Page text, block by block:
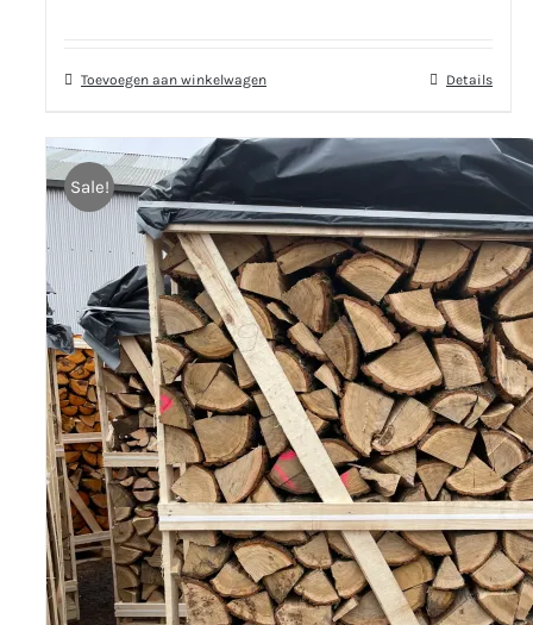
€555,00.€546,00.
Toevoegen aan winkelwagen Details
Sale!